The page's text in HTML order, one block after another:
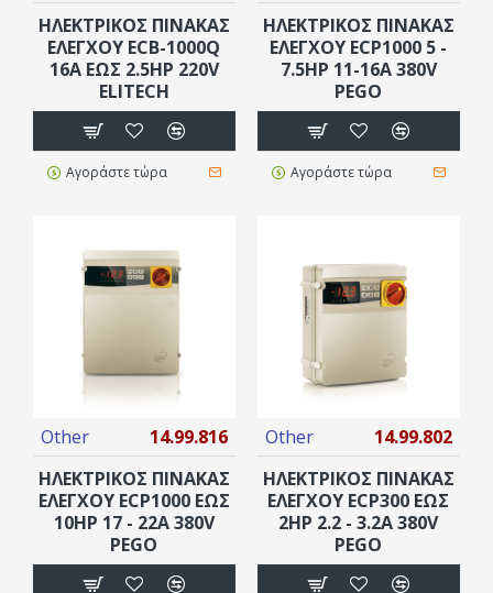
HΛEKΤΡΙΚΟΣ ΠINΑΚΑΣ
ΕΛΕΓΧΟΥ ECB-1000Q
16Α ΈΩΣ 2.5ΗΡ 220V
ELITECH
Αγοράστε τώρα
HΛEKΤΡΙΚΟΣ ΠINΑΚΑΣ
ΕΛΕΓΧΟΥ ECP1000 5 -
7.5HP 11-16Α 380V
PEGO
Αγοράστε τώρα
Other
14.99.816
HΛEKΤΡΙΚΟΣ ΠINΑΚΑΣ
ΕΛΕΓΧΟΥ ECP1000 ΈΩΣ
10HP 17 - 22Α 380V
PEGO
Other
14.99.802
HΛEKΤΡΙΚΟΣ ΠINΑΚΑΣ
ΕΛΕΓΧΟΥ ECP300 ΈΩΣ
2HP 2.2 - 3.2Α 380V
PEGO